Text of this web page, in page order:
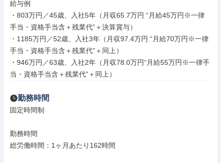
給与例
・803万円／45歳、入社5年（月収65.7万円 “月給45万円※一律
手当・資格手当含＋残業代”＋決算賞与）
・1185万円／52歳、入社3年（月収97.4万円 “月給70万円※一律
手当・資格手当含＋残業代”＋同上）
・946万円／63歳、入社2年（月収78.0万円“月給55万円※一律手
当・資格手当含＋残業代”＋同上）
勤務時間
固定時間制
勤務時間
総労働時間：1ヶ月あたり162時間